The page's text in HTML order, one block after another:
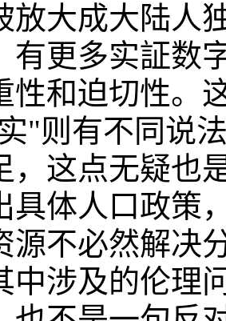
放大成大陆人
有更多实証数
性和迫切性。
"则有不同说
，这点无疑也
具体人口政策
源不必然解决
中涉及的伦理